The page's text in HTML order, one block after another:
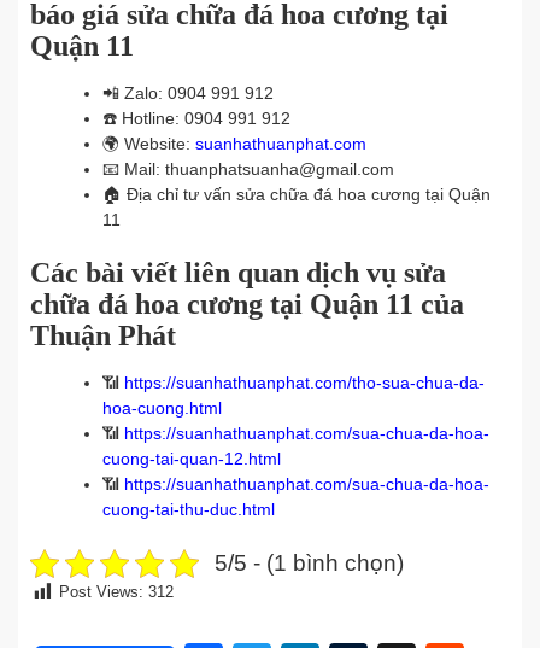
báo giá sửa chữa đá hoa cương tại
Quận 11
📲 Zalo: 0904 991 912
☎️ Hotline: 0904 991 912
🌍 Website: suanhathuanphat.com
📧 Mail: thuanphatsuanha@gmail.com
🏠 Địa chỉ tư vấn sửa chữa đá hoa cương tại Quận
11
Các bài viết liên quan dịch vụ sửa
chữa đá hoa cương tại Quận 11 của
Thuận Phát
📶 https://suanhathuanphat.com/tho-sua-chua-da-
hoa-cuong.html
📶 https://suanhathuanphat.com/sua-chua-da-hoa-
cuong-tai-quan-12.html
📶 https://suanhathuanphat.com/sua-chua-da-hoa-
cuong-tai-thu-duc.html
5/5 - (1 bình chọn)
Post Views: 312